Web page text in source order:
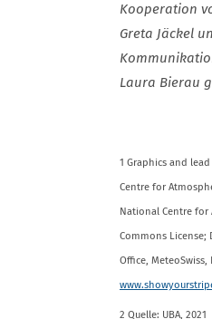
Kooperation
Greta Jäckel
Laura Bierau
1 Graphics and
Centre for
National Centre for
Commons License;
Office, MeteoSwiss,
2 Quelle: UBA, 2021